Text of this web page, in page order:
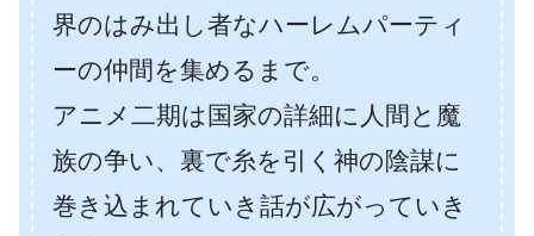
界のはみ出し者なハーレムパーティ
ーの仲間を集めるまで。
アニメ二期は国家の詳細に人間と魔
族の争い、裏で糸を引く神の陰謀に
巻き込まれていき話が広がっていき